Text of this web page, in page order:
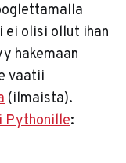
ei olisi ollut ihan
hakemaan
vaatii
(ilmaista).
Pythonille: